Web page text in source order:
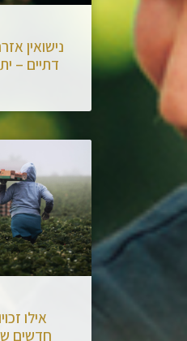
נישואין
דתיים –
אילו
חדשים